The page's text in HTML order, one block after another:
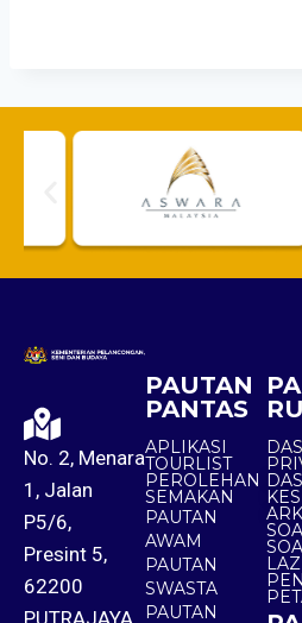
No. 2, Menara
1, Jalan
P5/6,
Presint 5,
62200
PUTRAJAYA
PAUTAN
PANTAS
APLIKASI
TOURLIST
PEROLEHAN
SEMAKAN
PAUTAN
AWAM
PAUTAN
SWASTA
PAUTAN